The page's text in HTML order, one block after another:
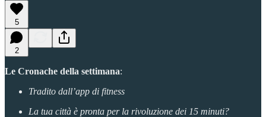
5
2
Le Cronache della settimana:
Tradito dall’app di fitness
La tua città è pronta per la rivoluzione dei 15 minuti?